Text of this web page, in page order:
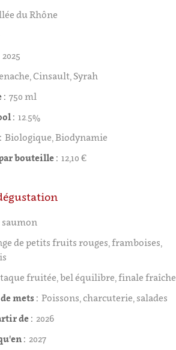
du Rhône
2025
Cinsault, Syrah
: 750 ml
: 12.5%
Biologique, Biodynamie
bouteille : 12,10 €
saumon
de petits fruits rouges, framboises,
fruitée, bel équilibre, finale fraîche
mets : Poissons, charcuterie, salades
de : 2026
: 2027